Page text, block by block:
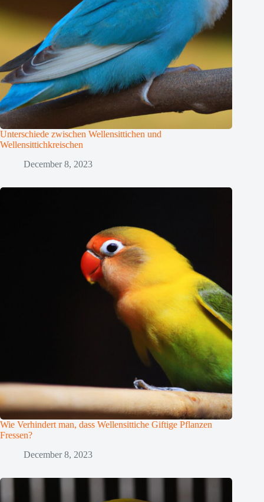
Unterschiede zwischen Wellensittichen und
Wellensittichkreischen
December 8, 2023
Wie Verhindert man, dass Wellensittiche Giftige Pflanzen
Fressen?
December 8, 2023